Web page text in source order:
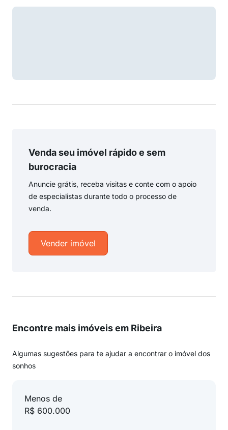
Venda seu imóvel rápido e sem
burocracia
Anuncie grátis, receba visitas e conte com o apoio
de especialistas durante todo o processo de
venda.
Vender imóvel
Encontre mais imóveis em Ribeira
Algumas sugestões para te ajudar a encontrar o imóvel dos
sonhos
Menos de
R$ 600.000